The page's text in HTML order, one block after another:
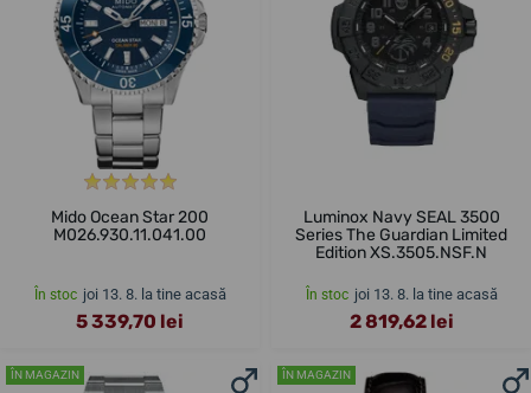
Mido Ocean Star 200
M026.930.11.041.00
În stoc joi 13. 8. la tine acasă
5 339,70 lei
Luminox Navy SEAL 3500
Series The Guardian Limited
Edition XS.3505.NSF.N
În stoc joi 13. 8. la tine acasă
2 819,62 lei
ÎN MAGAZIN ÎN MAGAZIN